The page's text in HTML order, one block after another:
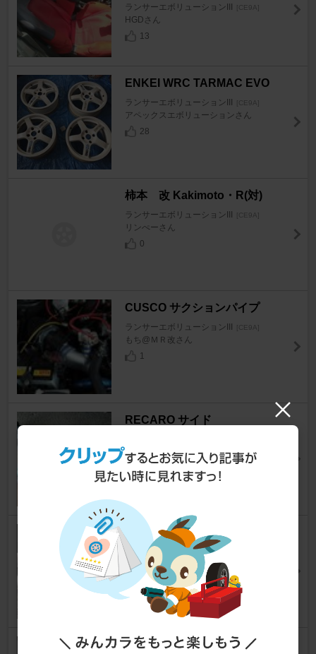
ランサーエボリューションIII [CE9A]
HGDさん
13
ENKEI WRC TARMAC EVO
ランサーエボリューションIII [CE9A]
アペックスエボリューションさん
28
柿本 改 Kakimoto・R(対)
ランサーエボリューションIII [CE9A]
リンぺーさん
0
CUSCO サクションパイプ
ランサーエボリューションIII [CE9A]
もち@ＭＲ改さん
1
RECARO サイド
やまたけＥＶＯさん
PIT WORK 強力鉄粉除去クリー
ナー
ランサーエボリューションIII
もち@ＭＲ改さん
17
ピレリ P5000ドラゴ 215/45R1